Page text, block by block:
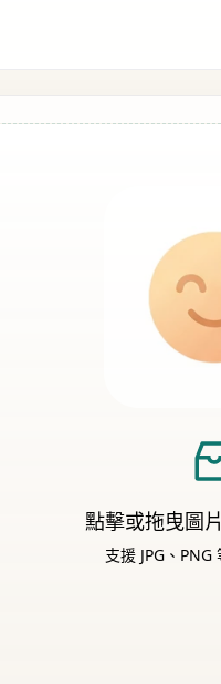
點擊或拖曳圖
支援 JPG、